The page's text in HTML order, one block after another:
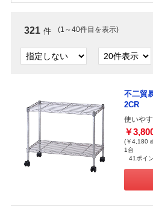
321 件 (1～40件目を表示)
不二貿
2CR
使いや
￥
(￥4,180
1台
41ポイ